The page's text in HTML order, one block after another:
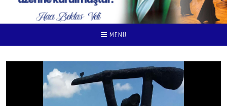
MENU